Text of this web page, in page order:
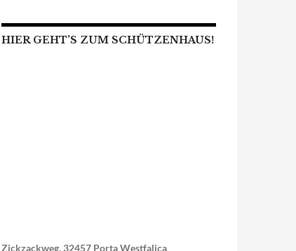
HIER GEHT’S ZUM SCHÜTZENHAUS!
Zickzackweg, 32457 Porta Westfalica